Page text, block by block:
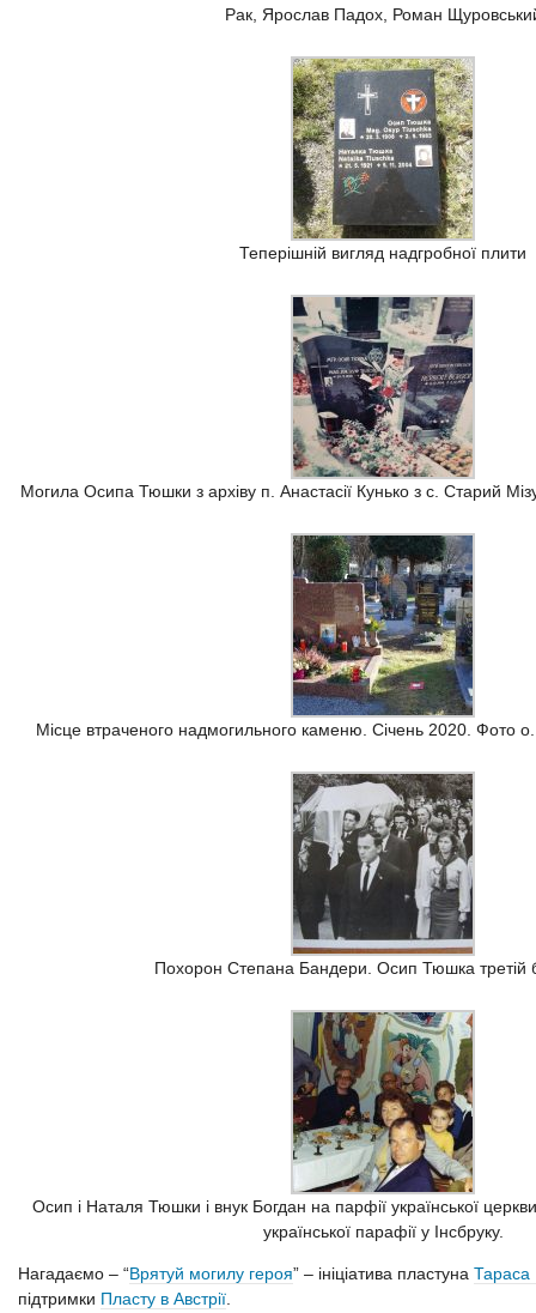
Рак, Ярослав Падох, Роман
Теперішній вигляд надгробної плити
Могила Осипа Тюшки з архіву п. Анастасії Кунько з с. Старий
Місце втраченого надмогильного каменю. Січень 2020. Фото
Похорон Степана Бандери. Осип Тюшка третій
Осип і Наталя Тюшки і внук Богдан на парфії української
української парафії у Інсбруку.
Нагадаємо – “Врятуй могилу героя” – ініціатива пластуна Тараса
підтримки Пласту в Австрії